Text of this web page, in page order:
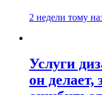
2 недели тому
Услуги
он